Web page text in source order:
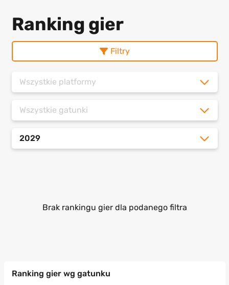
Ranking gier
Filtry
Wszystkie platformy
Wszystkie gatunki
2029
Brak rankingu gier dla podanego filtra
Ranking gier wg gatunku